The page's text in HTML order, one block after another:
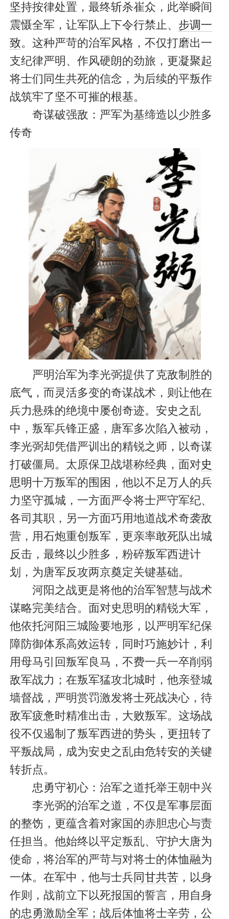
坚持按律处置，最终斩杀崔众，此举瞬间
震慑全军，让军队上下令行禁止、 步调一
致。这种严苛的治军风格，不仅打磨出一
支纪律严明、作风硬朗的劲旅，更凝聚起
将士们同生共死的信念，为后续的平叛作
战筑牢了坚不可摧的根基。
奇谋破强敌：严军为基缔造以少胜多
传奇
严明治军为李光弼提供了克敌制胜的
底气，而灵活多变的奇谋战术，则让他在
兵力悬殊的绝境中屡创奇迹。安史之乱
中，叛军兵锋正盛，唐军多次陷入被动，
李光弼却凭借严训出的精锐之师，以奇谋
打破僵局。太原保卫战堪称经典，面对史
思明十万叛军的围困，他以不足万人的兵
力坚守孤城，一方面严令将士严守军纪、
各司其职，另一方面巧用地道战术奇袭敌
营，用石炮重创叛军，更亲率敢死队出城
反击，最终以少胜多，粉碎叛军西进计
划，为唐军反攻两京奠定关键基础。
河阳之战更是将他的治军智慧与战术
谋略完美结合。面对史思明的精锐大军，
他依托河阳三城险要地形，以严明军纪保
障防御体系高效运转，同时巧施妙计，利
用母马引回叛军良马，不费一兵一卒削弱
敌军战力；在叛军猛攻北城时，他亲登城
墙督战，严明赏罚激发将士死战决心，待
敌军疲惫时精准出击，大败叛军。这场战
役不仅遏制了叛军西进的势头，更扭转了
平叛战局，成为安史之乱由危转安的关键
转折点。
忠勇守初心：治军之道托举王朝中兴
李光弼的治军之道，不仅是军事层面
的整饬，更蕴含着对家国的赤胆忠心与责
任担当。他始终以平定叛乱、守护大唐为
使命，将治军的严苛与对将士的体恤融为
一体。在军中，他与士兵同甘共苦 ，以身
作则，战前立下以死报国的誓言，用自身
的忠勇激励全军；战后体恤将士辛劳，公